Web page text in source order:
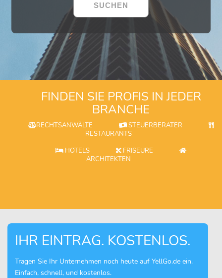
FINDEN SIE PROFIS IN JEDER
BRANCHE
RECHTSANWÄLTE
STEUERBERATER
RESTAURANTS
HOTELS
FRISEURE
ARCHITEKTEN
IHR EINTRAG. KOSTENLOS.
Tragen Sie Ihr Unternehmen noch heute auf YellGo.de ein.
Einfach, schnell, und kostenlos.